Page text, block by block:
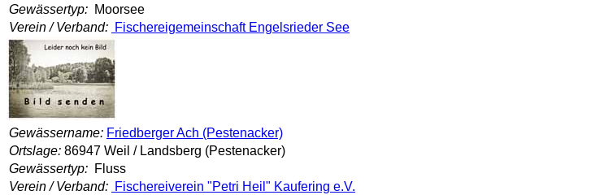
Gewässertyp: Moorsee
Verein / Verband: Fischereigemeinschaft Engelsrieder See
Gewässername: Friedberger Ach (Pestenacker)
Ortslage: 86947 Weil / Landsberg (Pestenacker)
Gewässertyp: Fluss
Verein / Verband: Fischereiverein "Petri Heil" Kaufering e.V.